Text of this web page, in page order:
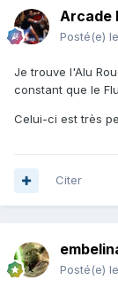
Arcade
Posté(e)
Je trouve l'Alu
constant que le
Celui-ci est très
Citer
Posté(e)